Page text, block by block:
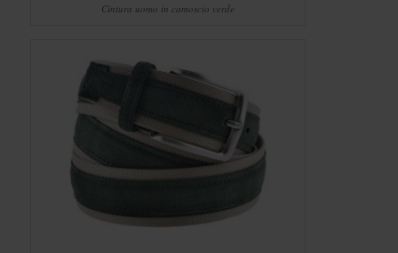
Cintura uomo in camoscio verde